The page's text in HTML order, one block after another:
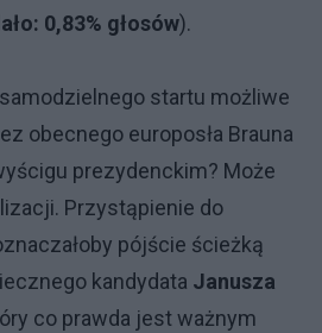
0,83% głosów).
startu możliwe
obecnego europosła Brauna
prezydenckim? Może
Przystąpienie do
pójście ścieżką
kandydata Janusza
co prawda jest ważnym